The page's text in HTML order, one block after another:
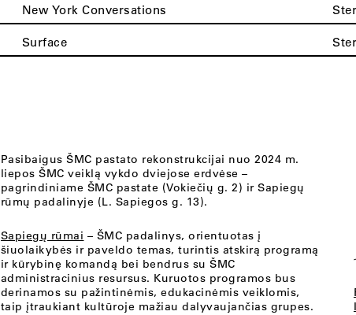
New York Conversations
Surface
Pasibaigus ŠMC pastato rekonstrukcijai nuo 2024 m.
liepos ŠMC veiklą vykdo dviejose erdvėse –
pagrindiniame ŠMC pastate (Vokiečių g. 2) ir Sapiegų
rūmų padalinyje (L. Sapiegos g. 13).
Sapiegų rūmai – ŠMC padalinys, orientuotas į
šiuolaikybės ir paveldo temas, turintis atskirą programą
ir kūrybinę komandą bei bendrus su ŠMC
administracinius resursus. Kuruotos programos bus
derinamos su pažintinėmis, edukacinėmis veiklomis,
taip įtraukiant kultūroje mažiau dalyvaujančias grupes.